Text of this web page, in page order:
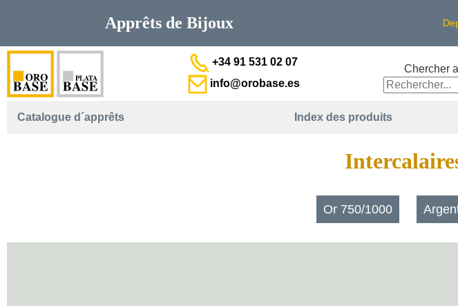
Apprêts de Bijoux
+34 91 531 02 07
info@orobase.es
Chercher
Catalogue d´apprêts Index des produits
Or 750/1000